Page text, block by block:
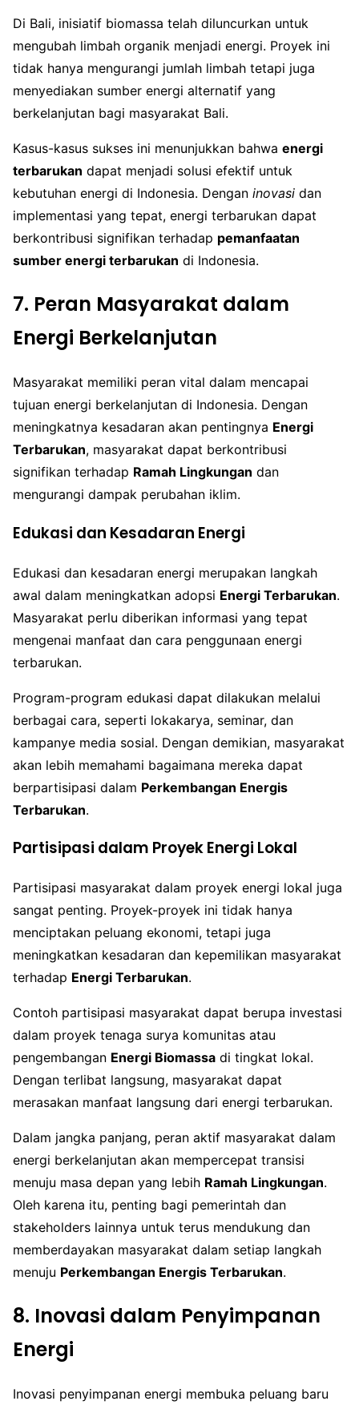
Di Bali, inisiatif biomassa telah diluncurkan untuk
mengubah limbah organik menjadi energi. Proyek ini
tidak hanya mengurangi jumlah limbah tetapi juga
menyediakan sumber energi alternatif yang
berkelanjutan bagi masyarakat Bali.
Kasus-kasus sukses ini menunjukkan bahwa energi
terbarukan dapat menjadi solusi efektif untuk
kebutuhan energi di Indonesia. Dengan inovasi dan
implementasi yang tepat, energi terbarukan dapat
berkontribusi signifikan terhadap pemanfaatan
sumber energi terbarukan di Indonesia.
7. Peran Masyarakat dalam
Energi Berkelanjutan
Masyarakat memiliki peran vital dalam mencapai
tujuan energi berkelanjutan di Indonesia. Dengan
meningkatnya kesadaran akan pentingnya Energi
Terbarukan, masyarakat dapat berkontribusi
signifikan terhadap Ramah Lingkungan dan
mengurangi dampak perubahan iklim.
Edukasi dan Kesadaran Energi
Edukasi dan kesadaran energi merupakan langkah
awal dalam meningkatkan adopsi Energi Terbarukan.
Masyarakat perlu diberikan informasi yang tepat
mengenai manfaat dan cara penggunaan energi
terbarukan.
Program-program edukasi dapat dilakukan melalui
berbagai cara, seperti lokakarya, seminar, dan
kampanye media sosial. Dengan demikian, masyarakat
akan lebih memahami bagaimana mereka dapat
berpartisipasi dalam Perkembangan Energis
Terbarukan.
Partisipasi dalam Proyek Energi Lokal
Partisipasi masyarakat dalam proyek energi lokal juga
sangat penting. Proyek-proyek ini tidak hanya
menciptakan peluang ekonomi, tetapi juga
meningkatkan kesadaran dan kepemilikan masyarakat
terhadap Energi Terbarukan.
Contoh partisipasi masyarakat dapat berupa investasi
dalam proyek tenaga surya komunitas atau
pengembangan Energi Biomassa di tingkat lokal.
Dengan terlibat langsung, masyarakat dapat
merasakan manfaat langsung dari energi terbarukan.
Dalam jangka panjang, peran aktif masyarakat dalam
energi berkelanjutan akan mempercepat transisi
menuju masa depan yang lebih Ramah Lingkungan.
Oleh karena itu, penting bagi pemerintah dan
stakeholders lainnya untuk terus mendukung dan
memberdayakan masyarakat dalam setiap langkah
menuju Perkembangan Energis Terbarukan.
8. Inovasi dalam Penyimpanan
Energi
Inovasi penyimpanan energi membuka peluang baru